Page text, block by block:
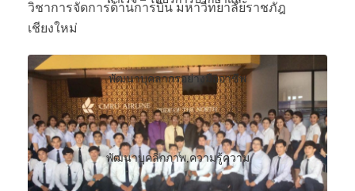
วิชาการจัดการด้านการบิน มหาวิทยาลัยราชภัฎ
เชียงใหม่